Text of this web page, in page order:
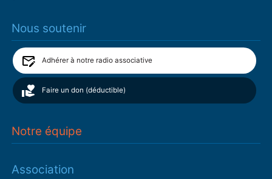
Nous soutenir
Adhérer à notre radio associative
Faire un don (déductible)
Notre équipe
Association